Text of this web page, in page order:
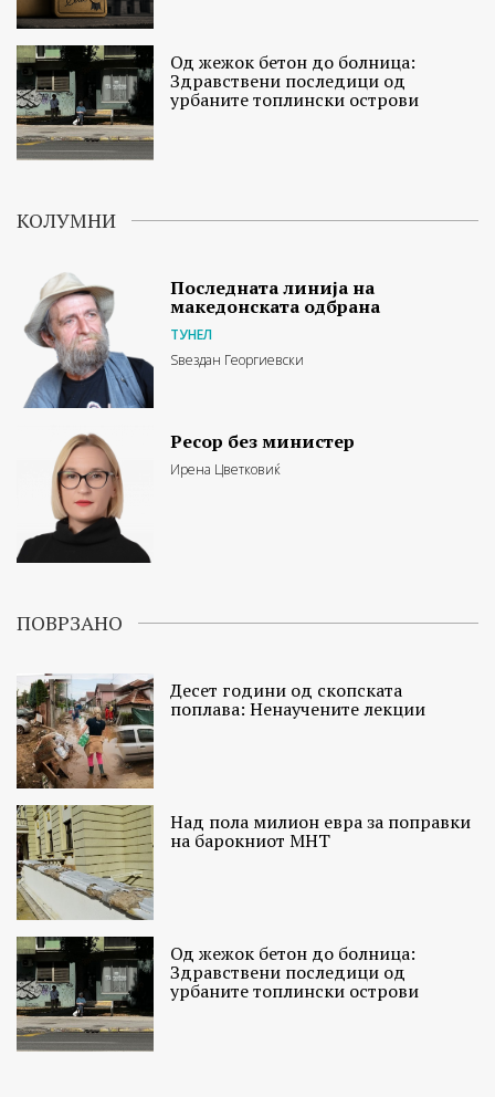
Од жежок бетон до болница:
Здравствени последици од
урбаните топлински острови
КОЛУМНИ
Последната линија на
македонската одбрана
ТУНЕЛ
Ѕвездан Георгиевски
Ресор без министер
Ирена Цветковиќ
ПОВРЗАНО
Десет години од скопската
поплава: Ненаучените лекции
Над пола милион евра за поправки
на барокниот МНТ
Од жежок бетон до болница:
Здравствени последици од
урбаните топлински острови